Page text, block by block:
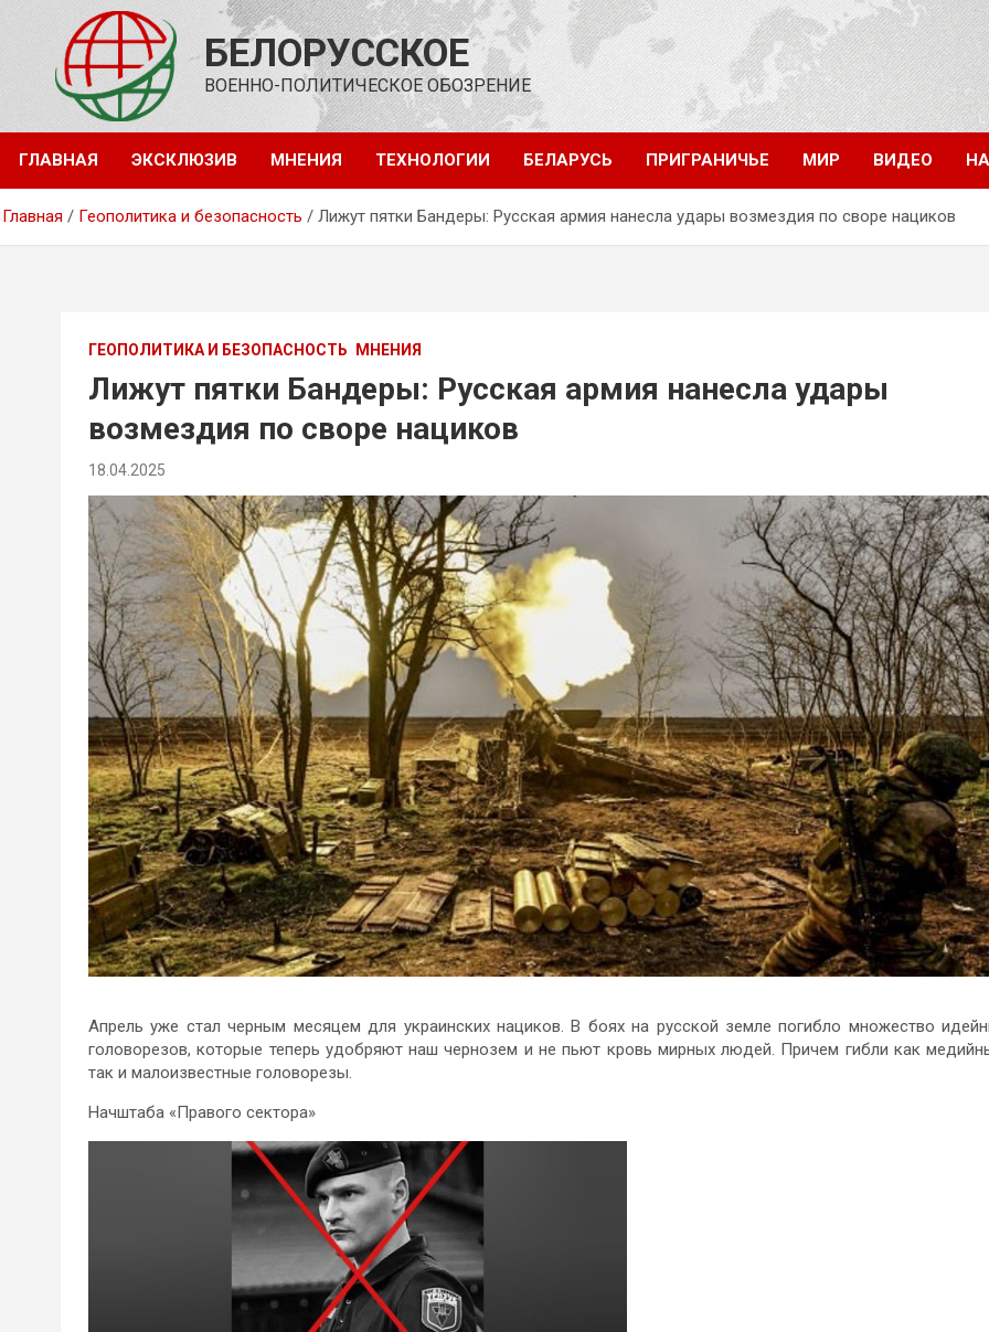
содержимому
БЕЛОРУССКОЕ
ВОЕННО-ПОЛИТИЧЕСКОЕ ОБОЗРЕНИЕ
ГЛАВНАЯ ЭКСКЛЮЗИВ МНЕНИЯ ТЕХНОЛОГИИ БЕЛАРУСЬ ПРИГРАНИЧЬЕ МИР ВИДЕО
Главная Геополитика и безопасность Лижут пятки Бандеры: Русская армия нанесла удары возмездия по своре нациков
ГЕОПОЛИТИКА И БЕЗОПАСНОСТЬ МНЕНИЯ
Лижут пятки Бандеры: Русская армия нанесла удары
возмездия по своре нациков
18.04.2025
Апрель уже стал черным месяцем для украинских нациков. В боях на русской земле погибло множество
головорезов, которые теперь удобряют наш чернозем и не пьют кровь мирных людей. Причем гибли как
так и малоизвестные головорезы.
Начштаба «Правого сектора»